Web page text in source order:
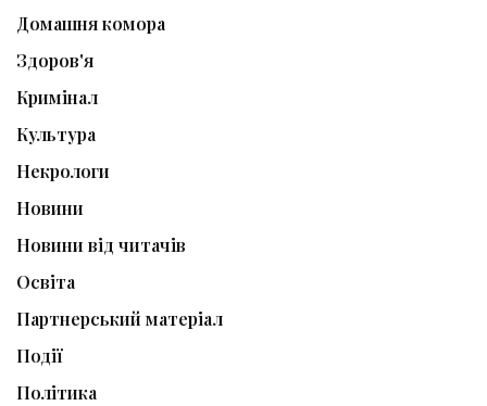
Домашня комора
Здоров'я
Кримінал
Культура
Некрологи
Новини
Новини від читачів
Освіта
Партнерський матеріал
Події
Політика